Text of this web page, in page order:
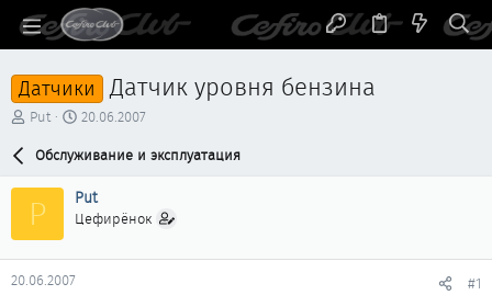
Датчики Датчик уровня бензина
А
р
т
м
ы
Put
Д
т
н
а
а
20.06.2007
Обслуживание и эксплуатация
P Put
Цефирёнок
20.06.2007 #1